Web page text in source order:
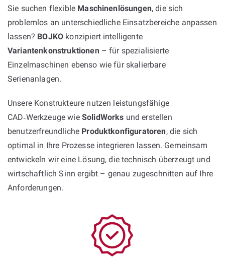
Sie suchen flexible Maschinenlösungen, die sich
problemlos an unterschiedliche Einsatzbereiche anpassen
lassen? BOJKO konzipiert intelligente
Variantenkonstruktionen– für spezialisierte
Einzelmaschinen ebenso wie für skalierbare
Serienanlagen.
Unsere Konstrukteure nutzen leistungsfähige
CAD‑Werkzeuge wie SolidWorks und erstellen
benutzerfreundliche Produktkonfiguratoren, die sich
optimal in Ihre Prozesse integrieren lassen. Gemeinsam
entwickeln wir eine Lösung, die technisch überzeugt und
wirtschaftlich Sinn ergibt – genau zugeschnitten auf Ihre
Anforderungen.